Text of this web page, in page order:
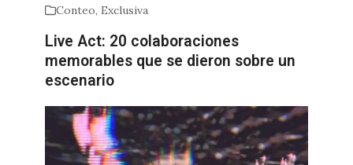
Conteo,Exclusiva
Live Act: 20 colaboraciones
memorables que se dieron sobre un
escenario